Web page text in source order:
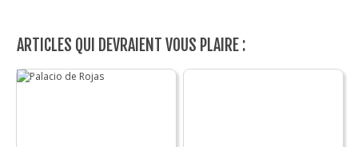
ARTICLES QUI DEVRAIENT VOUS PLAIRE :